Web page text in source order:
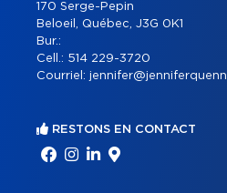
170 Serge-Pepin
Beloeil, Québec, J3G 0K1
Bur.:
Cell.: 514 229-3720
Courriel:
RESTONS EN CONTACT